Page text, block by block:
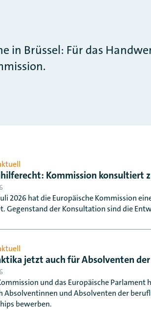
in Brüssel: Für das
Kommission konsultiert
2026 hat die Europäische Kommission
Gegenstand der Konsultation sind die
jetzt auch für Absolventen
und das Europäische
Absolventinnen und Absolventen der
bewerben.